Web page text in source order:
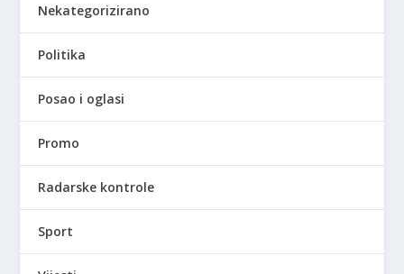
Nekategorizirano
Politika
Posao i oglasi
Promo
Radarske kontrole
Sport